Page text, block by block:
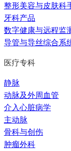
整形美容与皮肤科
牙科产品
数字健康与远程监
导管与导丝综合系
医疗专科
静脉
动脉及外周血管
介入心脏病学
主动脉
骨科与创伤
肿瘤外科